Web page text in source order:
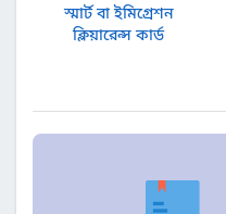
স্মার্ট বা ইমিগ্রেশন
ক্লিয়ারেন্স কার্ড